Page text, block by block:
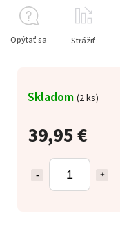
39,95 €
Skladom (2 ks)
Opýtať sa Strážiť